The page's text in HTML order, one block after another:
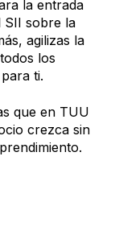
la entrada
SII sobre la
agilizas la
los
ti.
que en TUU
crezca sin